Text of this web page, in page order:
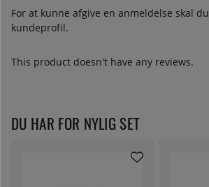
For at kunne afgive en anmeldelse skal du
kundeprofil.
This product doesn't have any reviews.
DU HAR FOR NYLIG SET